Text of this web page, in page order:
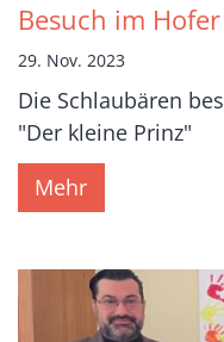
Besuch im
29. Nov. 2023
Die Schlaubären
"Der kleine Prinz"
Mehr